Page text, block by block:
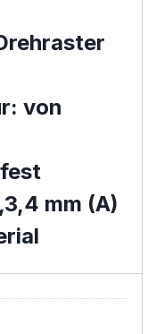
von
mm (A)